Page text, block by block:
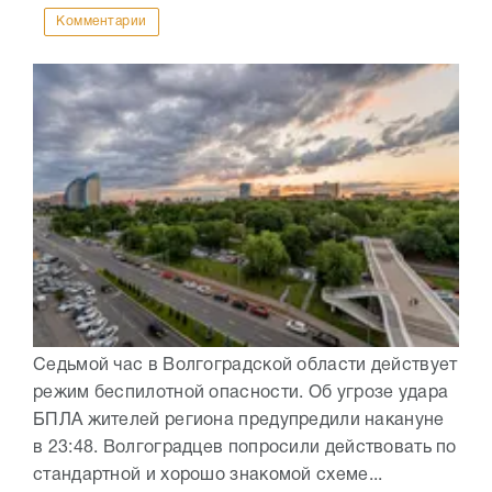
Комментарии
Седьмой час в Волгоградской области действует
режим беспилотной опасности. Об угрозе удара
БПЛА жителей региона предупредили накануне
в 23:48. Волгоградцев попросили действовать по
стандартной и хорошо знакомой схеме...